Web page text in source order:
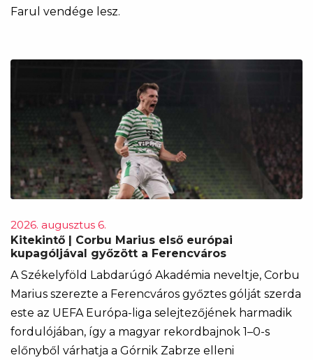
Farul vendége lesz.
2026. augusztus 6.
Kitekintő | Corbu Marius első európai
kupagóljával győzött a Ferencváros
A Székelyföld Labdarúgó Akadémia neveltje, Corbu
Marius szerezte a Ferencváros győztes gólját szerda
este az UEFA Európa-liga selejtezőjének harmadik
fordulójában, így a magyar rekordbajnok 1–0-s
előnyből várhatja a Górnik Zabrze elleni